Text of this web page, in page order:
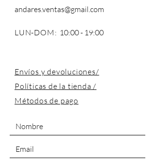
andares.ventas@gmail.com
LUN-DOM: 10:00 - 19:00
Envíos y devoluciones/
Políticas de la tienda /
Métodos de pago